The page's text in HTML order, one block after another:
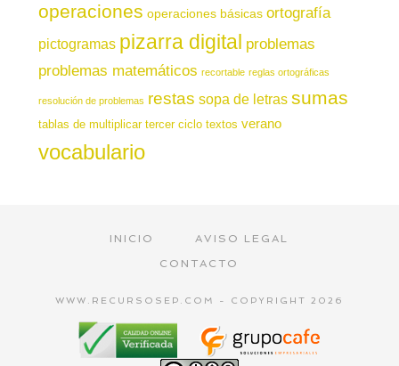
operaciones operaciones básicas ortografía
pictogramas pizarra digital problemas
problemas matemáticos recortable reglas ortográficas
resolución de problemas restas sopa de letras sumas
tablas de multiplicar tercer ciclo textos verano
vocabulario
INICIO
AVISO LEGAL
CONTACTO
WWW.RECURSOSEP.COM - COPYRIGHT 2026